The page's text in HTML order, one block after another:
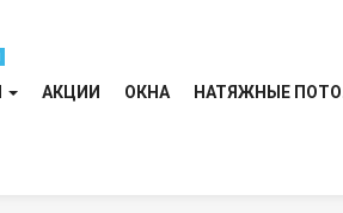
АКЦИИ ОКНА НАТЯЖНЫЕ